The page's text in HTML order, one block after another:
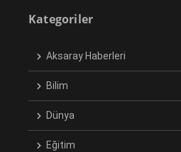
Kategoriler
Aksaray Haberleri
Bilim
Dünya
Eğitim